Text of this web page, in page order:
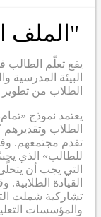
"الملف
يقع تعلّم الطالب
البيئة المدرسية
الطلاب من
يعتمد نموذج
الطلاب
تقدم مجتمعهم.
للطالب» الذي
التي يجب أن
القيادة
تشاركية شملت
والمؤسسات